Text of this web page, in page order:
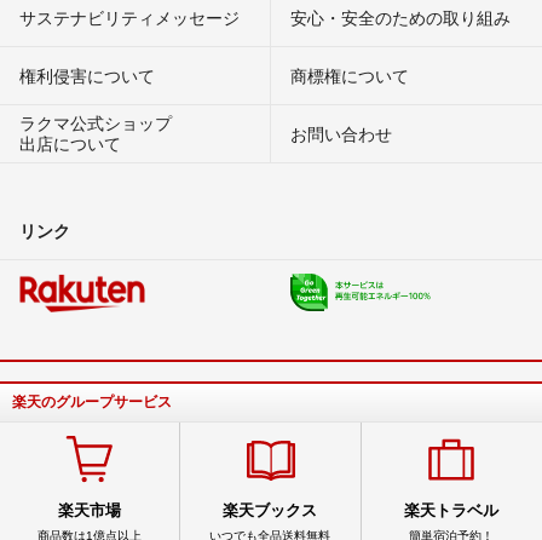
サステナビリティメッセージ 安心・安全のための取り組み
権利侵害について
商標権について
ラクマ公式ショップ
出店について
お問い合わせ
リンク
楽天のグループサービス
楽天市場
商品数は1億点以上
楽天ブックス
いつでも全品送料無料
楽天トラベル
簡単宿泊予約！